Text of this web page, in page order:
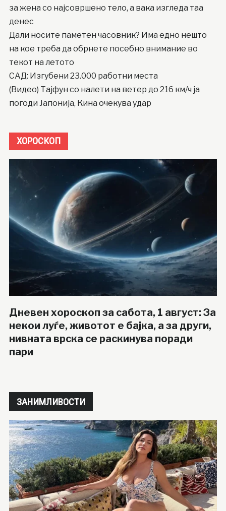
за жена со најсовршено тело, а вака изгледа таа
денес
Дали носите паметен часовник? Има едно нешто
на кое треба да обрнете посебно внимание во
текот на летото
САД: Изгубени 23.000 работни места
(Видео) Тајфун со налети на ветер до 216 км/ч ја
погоди Јапонија, Кина очекува удар
ХОРОСКОП
Дневен хороскоп за сабота, 1 август: За
некои луѓе, животот е бајка, а за други,
нивната врска се раскинува поради
пари
ЗАНИМЛИВОСТИ